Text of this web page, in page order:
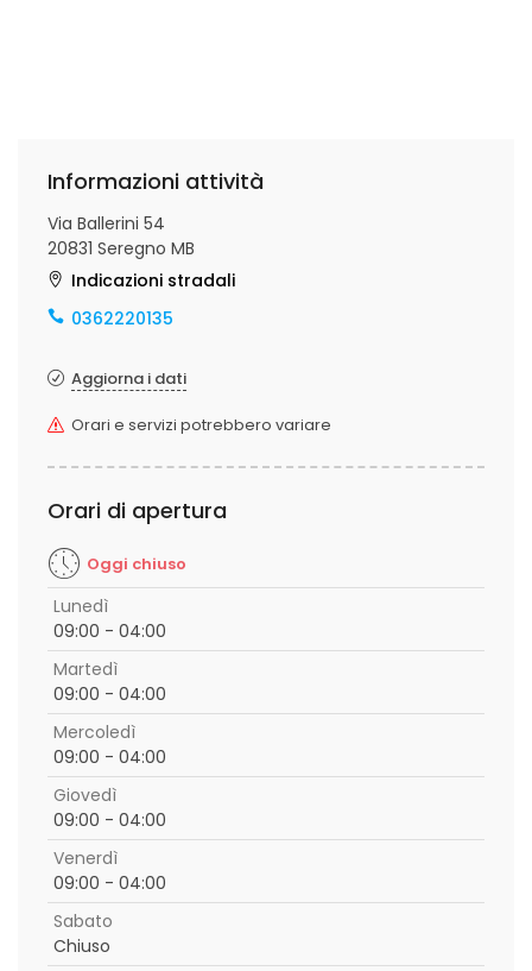
Informazioni attività
Via Ballerini 54
20831 Seregno MB
Indicazioni stradali
0362220135
Aggiorna i dati
Orari e servizi potrebbero variare
Orari di apertura
Oggi chiuso
Lunedì
09:00 - 04:00
Martedì
09:00 - 04:00
Mercoledì
09:00 - 04:00
Giovedì
09:00 - 04:00
Venerdì
09:00 - 04:00
Sabato
Chiuso